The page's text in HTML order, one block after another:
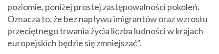
poziomie, poniżej prostej zastępowalności pokoleń.
Oznacza to, że bez napływu imigrantów oraz wzrostu
przeciętnego trwania życia liczba ludności w krajach
europejskich będzie się zmniejszać”.